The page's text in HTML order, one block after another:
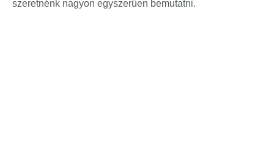
szeretnénk nagyon egyszerűen bemutatni.